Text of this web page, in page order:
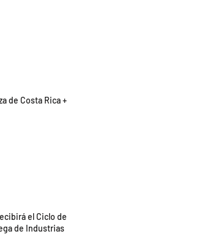
de Costa Rica +
el Ciclo de
de Industrias